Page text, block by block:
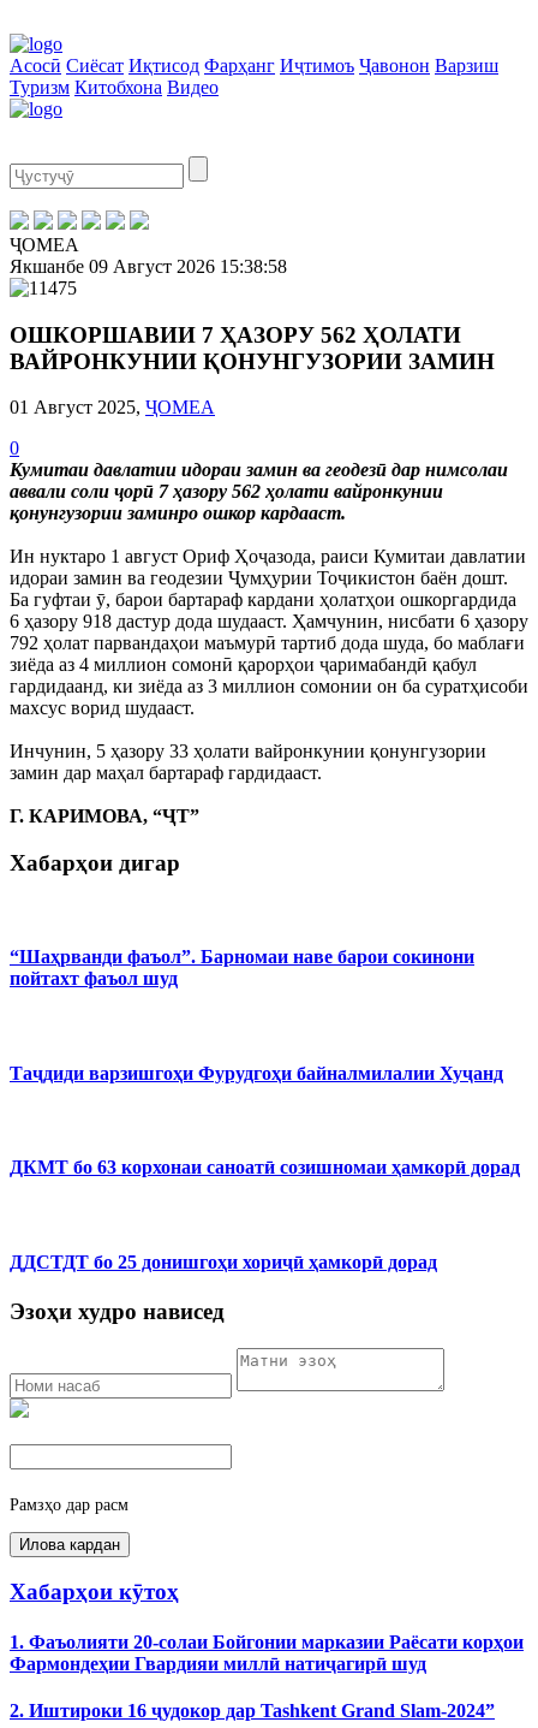
Асосӣ Сиёсат Иқтисод Фарҳанг Иҷтимоъ Ҷавонон Варзиш
Туризм Китобхона Видео
ҶОМЕА
Якшанбе 09 Август 2026 15:38:58
ОШКОРШАВИИ 7 ҲАЗОРУ 562 ҲОЛАТИ
ВАЙРОНКУНИИ ҚОНУНГУЗОРИИ ЗАМИН
01 Август 2025, ҶОМЕА
0
Кумитаи давлатии идораи замин ва геодезӣ дар нимсолаи
аввали соли ҷорӣ 7 ҳазору 562 ҳолати вайронкунии
қонунгузории заминро ошкор кардааст.
Ин нуктаро 1 август Ориф Ҳоҷазода, раиси Кумитаи давлатии
идораи замин ва геодезии Ҷумҳурии Тоҷикистон баён дошт.
Ба гуфтаи ӯ, барои бартараф кардани ҳолатҳои ошкоргардида
6 ҳазору 918 дастур дода шудааст. Ҳамчунин, нисбати 6 ҳазору
792 ҳолат парвандаҳои маъмурӣ тартиб дода шуда, бо маблағи
зиёда аз 4 миллион сомонӣ қарорҳои ҷаримабандӣ қабул
гардидаанд, ки зиёда аз 3 миллион сомонии он ба суратҳисоби
махсус ворид шудааст.
Инчунин, 5 ҳазору 33 ҳолати вайронкунии қонунгузории
замин дар маҳал бартараф гардидааст.
Г. КАРИМОВА, “ҶТ”
Хабарҳои дигар
“Шаҳрванди фаъол”. Барномаи наве барои сокинони
пойтахт фаъол шуд
Таҷдиди варзишгоҳи Фурудгоҳи байналмилалии Хуҷанд
ДКМТ бо 63 корхонаи саноатӣ созишномаи ҳамкорӣ дорад
ДДСТДТ бо 25 донишгоҳи хориҷӣ ҳамкорӣ дорад
Эзоҳи худро нависед
Рамзҳо дар расм
Хабарҳои кӯтоҳ
1. Фаъолияти 20-солаи Бойгонии марказии Раёсати корҳои
Фармондеҳии Гвардияи миллӣ натиҷагирӣ шуд
2. Иштироки 16 ҷудокор дар Tashkent Grand Slam-2024”